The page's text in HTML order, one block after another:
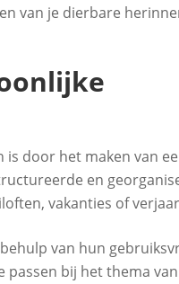
van je dierbare
is door het maken van
en
vakanties of
van hun
bij het thema van